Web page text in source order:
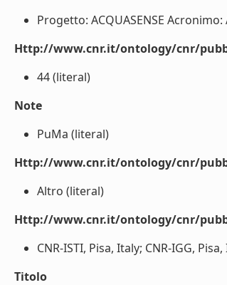
Progetto: ACQUASENSE
Http://www.cnr.it/ontology/cnr/
44 (literal)
Note
PuMa (literal)
Http://www.cnr.it/ontology/cnr/
Altro (literal)
Http://www.cnr.it/ontology/cnr/
CNR-ISTI, Pisa, Italy; CNR-IGG,
Titolo